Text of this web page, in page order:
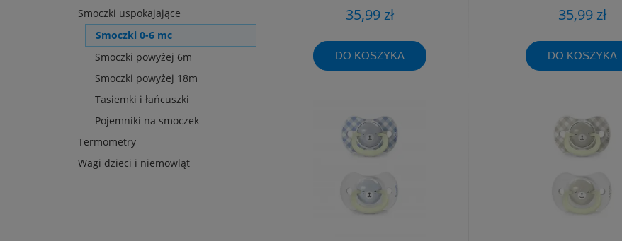
Smoczki uspokajające
Smoczki 0-6 mc
Smoczki powyżej 6m
Smoczki powyżej 18m
Tasiemki i łańcuszki
Pojemniki na smoczek
Termometry
Wagi dzieci i niemowląt
35,99 zł
DO KOSZYKA
35,99 zł
DO KOSZYKA